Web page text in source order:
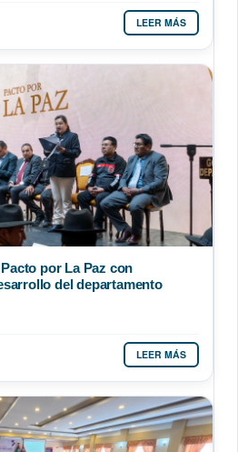
LEER MÁS
por La Paz con
del departamento
LEER MÁS